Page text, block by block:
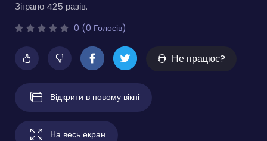
Зіграно 425 разів.
0 (0 Голосів)
Не працює?
Відкрити в новому вікні
На весь екран